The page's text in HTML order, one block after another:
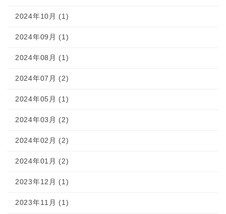
2024年10月 (1)
2024年09月 (1)
2024年08月 (1)
2024年07月 (2)
2024年05月 (1)
2024年03月 (2)
2024年02月 (2)
2024年01月 (2)
2023年12月 (1)
2023年11月 (1)